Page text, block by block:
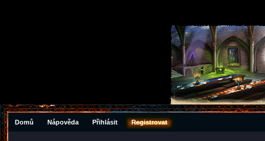
Domů Nápověda Přihlásit Registrovat